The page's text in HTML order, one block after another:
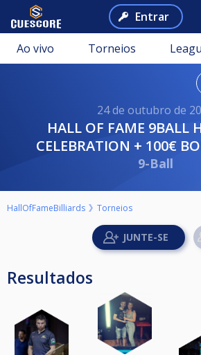
Entrar
Ao vivo Torneios
24 de outubro de
HALL OF FAME 9BALL HANDICAP
CELEBRATION + 100€
9-Ball
HallOfFameBilliards Torneios
Resultados